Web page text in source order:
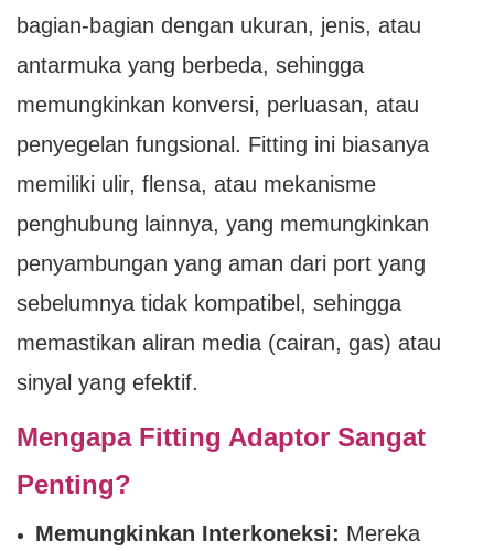
bagian-bagian dengan ukuran, jenis, atau
antarmuka yang berbeda, sehingga
memungkinkan konversi, perluasan, atau
penyegelan fungsional. Fitting ini biasanya
memiliki ulir, flensa, atau mekanisme
penghubung lainnya, yang memungkinkan
penyambungan yang aman dari port yang
sebelumnya tidak kompatibel, sehingga
memastikan aliran media (cairan, gas) atau
sinyal yang efektif.
Mengapa Fitting Adaptor Sangat
Penting?
Memungkinkan Interkoneksi: Mereka